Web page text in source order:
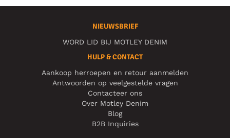
NIEUWSBRIEF
WORD LID BIJ MOTLEY DENIM
HULP & CONTACT
Aankoop herroepen en retour aanmelden
Antwoorden op veelgestelde vragen
Contacteer ons
Over Motley Denim
Blog
B2B Inquiries